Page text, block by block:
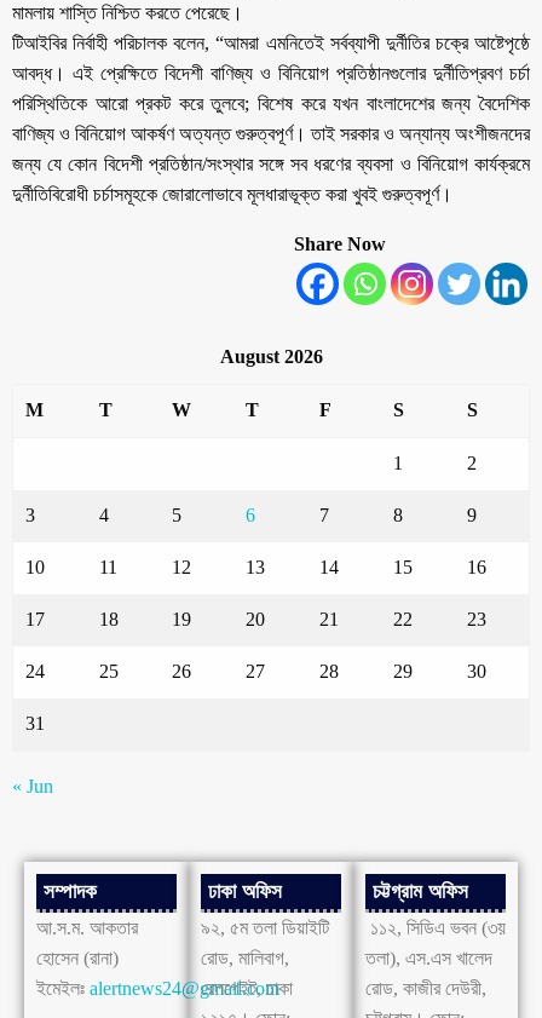
মামলায় শাস্তি নিশ্চিত করতে পেরেছে।
টিআইবির নির্বাহী পরিচালক বলেন, “আমরা এমনিতেই সর্বব্যাপী দুর্নীতির চক্রে আষ্টেপৃষ্ঠে
আবদ্ধ। এই প্রেক্ষিতে বিদেশী বাণিজ্য ও বিনিয়োগ প্রতিষ্ঠানগুলোর দুর্নীতিপ্রবণ চর্চা
পরিস্থিতিকে আরো প্রকট করে তুলবে; বিশেষ করে যখন বাংলাদেশের জন্য বৈদেশিক
বাণিজ্য ও বিনিয়োগ আকর্ষণ অত্যন্ত গুরুত্বপূর্ণ। তাই সরকার ও অন্যান্য অংশীজনদের
জন্য যে কোন বিদেশী প্রতিষ্ঠান/সংস্থার সঙ্গে সব ধরণের ব্যবসা ও বিনিয়োগ কার্যক্রমে
দুর্নীতিবিরোধী চর্চাসমূহকে জোরালোভাবে মূলধারাভূক্ত করা খুবই গুরুত্বপূর্ণ।
Share Now
August 2026
M T W T F S S
1 2
3 4 5 6 7 8 9
10 11 12 13 14 15 16
17 18 19 20 21 22 23
24 25 26 27 28 29 30
31
« Jun
সম্পাদক
আ.স.ম. আকতার
হোসেন (রানা)
ইমেইলঃ alertnews24@gmail.com
ঢাকা অফিস
৯২, ৫ম তলা ডিয়াইটি
রোড, মালিবাগ,
রেলগেইট, ঢাকা
চট্টগ্রাম অফিস
১১২, সিডিএ ভবন (৩য়
তলা), এস.এস খালেদ
রোড, কাজীর দেউরী,